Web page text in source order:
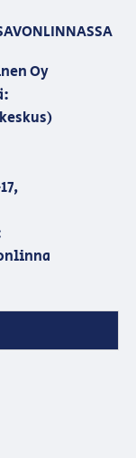
Oy